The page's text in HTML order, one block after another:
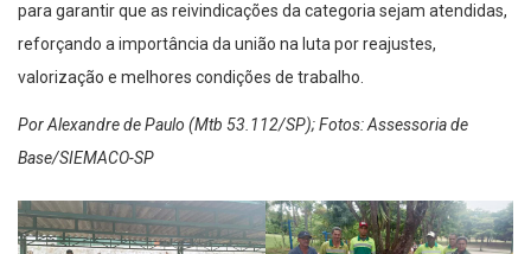
para garantir que as reivindicações da categoria sejam atendidas,
reforçando a importância da união na luta por reajustes,
valorização e melhores condições de trabalho.
Por Alexandre de Paulo (Mtb 53.112/SP); Fotos: Assessoria de
Base/SIEMACO-SP